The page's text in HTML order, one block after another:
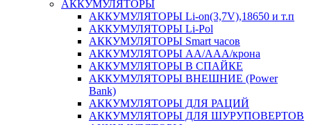
АККУМУЛЯТОРЫ
АККУМУЛЯТОРЫ Li-on(3,7V),18650 и т.п
АККУМУЛЯТОРЫ Li-Pol
АККУМУЛЯТОРЫ Smart часов
АККУМУЛЯТОРЫ АА/ААА/крона
АККУМУЛЯТОРЫ В СПАЙКЕ
АККУМУЛЯТОРЫ ВНЕШНИЕ (Power
Bank)
АККУМУЛЯТОРЫ ДЛЯ РАЦИЙ
АККУМУЛЯТОРЫ ДЛЯ ШУРУПОВЕРТОВ